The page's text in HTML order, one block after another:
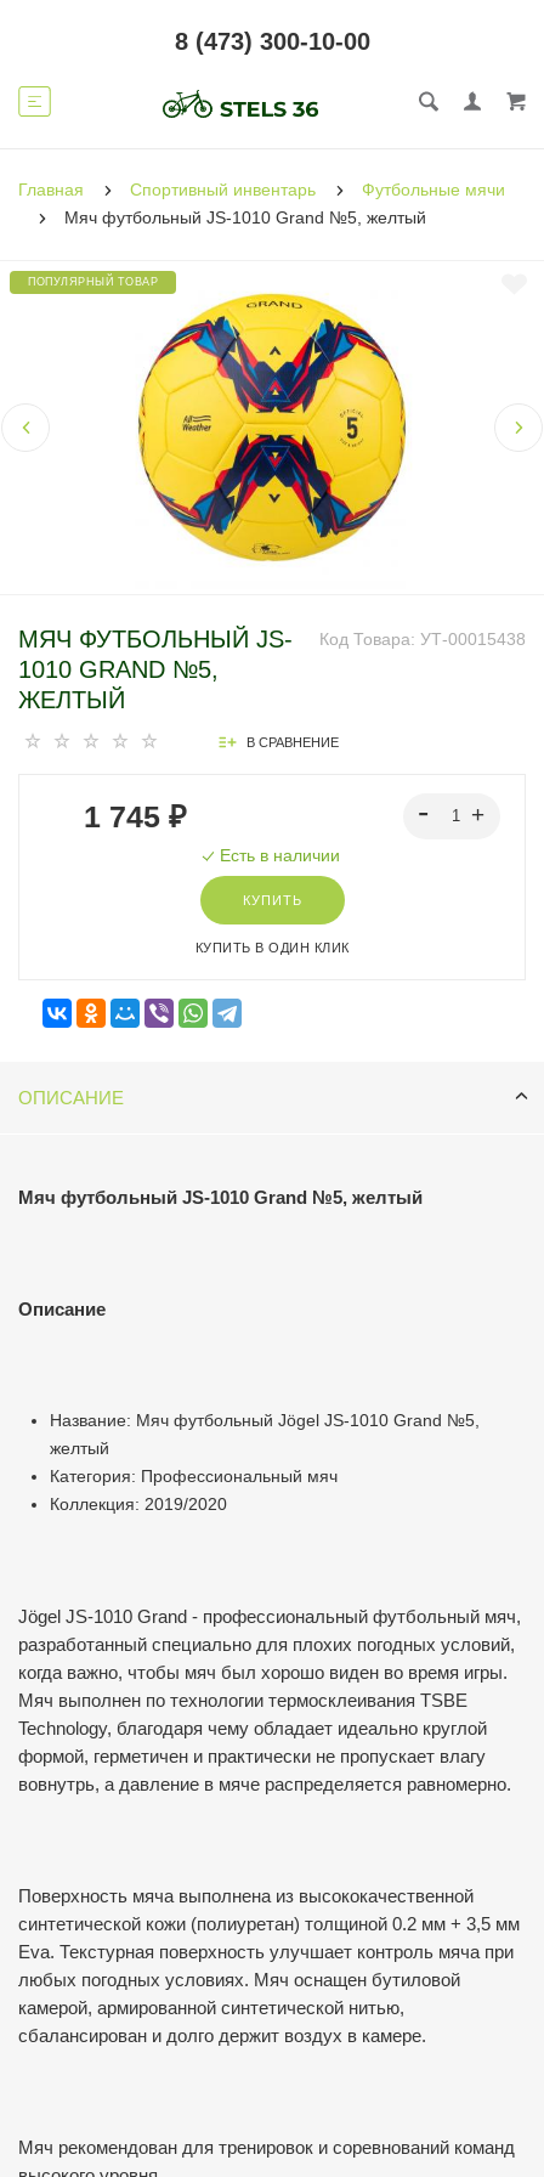
8 (473) 300-10-00
Главная Спортивный инвентарь
Футбольные мячи
Мяч футбольный JS-1010 Grand №5, желтый
ПОПУЛЯРНЫЙ ТОВАР
Код Товара: УТ-00015438
МЯЧ ФУТБОЛЬНЫЙ JS-
1010 GRAND №5,
ЖЕЛТЫЙ
В СРАВНЕНИЕ
1 745 ₽
Есть в наличии
КУПИТЬ
КУПИТЬ В ОДИН КЛИК
ОПИСАНИЕ
Мяч футбольный JS-1010 Grand №5, желтый
Описание
Название: Мяч футбольный Jögel JS-1010 Grand №5,
желтый
Категория: Профессиональный мяч
Коллекция: 2019/2020
Jögel JS-1010 Grand - профессиональный футбольный мяч,
разработанный специально для плохих погодных условий,
когда важно, чтобы мяч был хорошо виден во время игры.
Мяч выполнен по технологии термосклеивания TSBE
Technology, благодаря чему обладает идеально круглой
формой, герметичен и практически не пропускает влагу
вовнутрь, а давление в мяче распределяется равномерно.
Поверхность мяча выполнена из высококачественной
синтетической кожи (полиуретан) толщиной 0.2 мм + 3,5 мм
Eva. Текстурная поверхность улучшает контроль мяча при
любых погодных условиях. Мяч оснащен бутиловой
камерой, армированной синтетической нитью,
сбалансирован и долго держит воздух в камере.
Мяч рекомендован для тренировок и соревнований команд